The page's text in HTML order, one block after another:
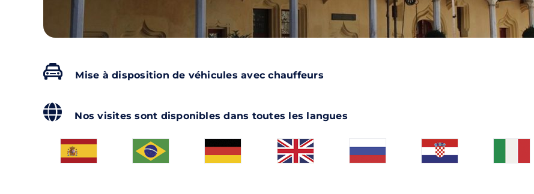
Mise à disposition de véhicules avec chauffeurs
Nos visites sont disponibles dans toutes les langues